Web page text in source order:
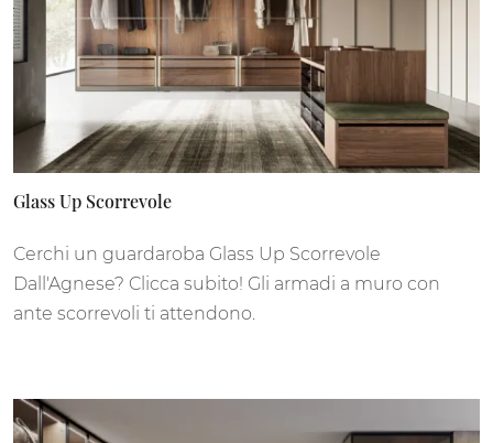
Glass Up Scorrevole
Cerchi un guardaroba Glass Up Scorrevole
Dall'Agnese? Clicca subito! Gli armadi a muro con
ante scorrevoli ti attendono.